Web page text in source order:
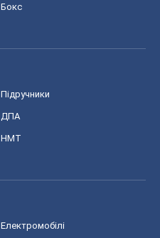
Бокс
Підручники
ДПА
НМТ
Електромобілі